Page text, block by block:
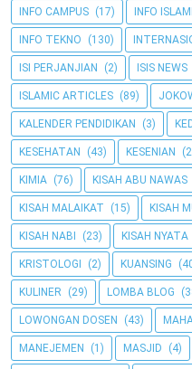
INFO CAMPUS (17) INFO ISLAMI
INFO TEKNO (130)
ISI PERJANJIAN (2) ISIS NEWS
ISLAMIC ARTICLES (89)
KALENDER PENDIDIKAN (3)
KESEHATAN (43) KESENIAN
KIMIA (76) KISAH ABU NAWAS
KISAH MALAIKAT (15) KISAH
KISAH NABI (23) KISAH NYATA
KRISTOLOGI (2) KUANSING
KULINER (29) LOMBA BLOG
LOWONGAN DOSEN (43)
MANEJEMEN (1) MASJID (4)